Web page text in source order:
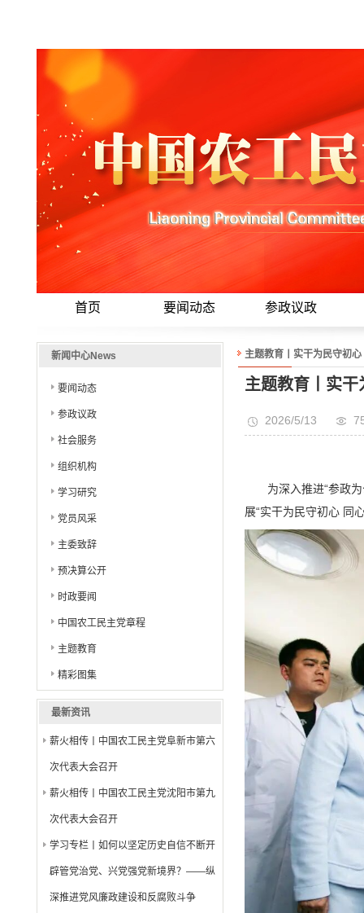
首页 要闻动态 参政议政
新闻中心News
要闻动态
参政议政
社会服务
组织机构
学习研究
党员风采
主委致辞
预决算公开
时政要闻
中国农工民主党章程
主题教育
精彩图集
最新资讯
薪火相传丨中国农工民主党阜新市第六
次代表大会召开
薪火相传丨中国农工民主党沈阳市第九
次代表大会召开
学习专栏丨如何以坚定历史自信不断开
辟管党治党、兴党强党新境界？——纵
深推进党风廉政建设和反腐败斗争
主题教育丨实干为民守初
主题教育丨实
2026/5/13
为深入推进“参政
展“实干为民守初心 同